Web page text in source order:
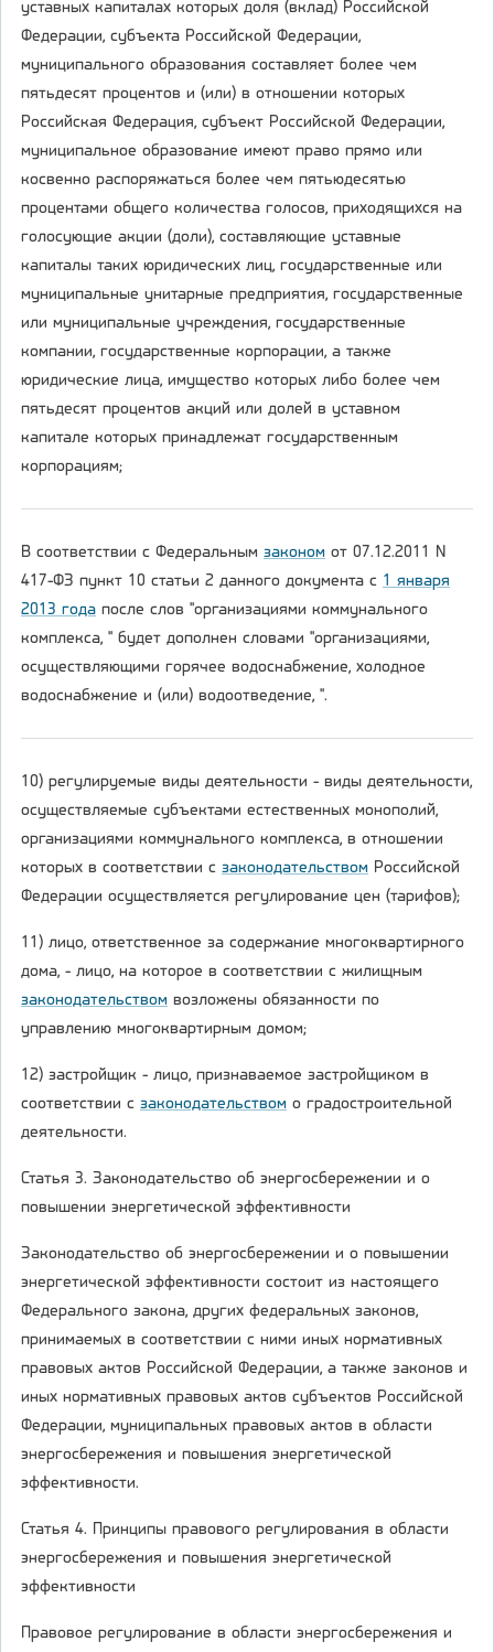
уставных капиталах которых доля (вклад) Российской
Федерации, субъекта Российской Федерации,
муниципального образования составляет более чем
пятьдесят процентов и (или) в отношении которых
Российская Федерация, субъект Российской Федерации,
муниципальное образование имеют право прямо или
косвенно распоряжаться более чем пятьюдесятью
процентами общего количества голосов, приходящихся на
голосующие акции (доли), составляющие уставные
капиталы таких юридических лиц, государственные или
муниципальные унитарные предприятия, государственные
или муниципальные учреждения, государственные
компании, государственные корпорации, а также
юридические лица, имущество которых либо более чем
пятьдесят процентов акций или долей в уставном
капитале которых принадлежат государственным
корпорациям;
В соответствии с Федеральным законом от 07.12.2011 N
417-ФЗ пункт 10 статьи 2 данного документа с 1 января
2013 года после слов "организациями коммунального
комплекса, " будет дополнен словами "организациями,
осуществляющими горячее водоснабжение, холодное
водоснабжение и (или) водоотведение, ".
10) регулируемые виды деятельности - виды деятельности,
осуществляемые субъектами естественных монополий,
организациями коммунального комплекса, в отношении
которых в соответствии с законодательством Российской
Федерации осуществляется регулирование цен (тарифов);
11) лицо, ответственное за содержание многоквартирного
дома, - лицо, на которое в соответствии с жилищным
законодательством возложены обязанности по
управлению многоквартирным домом;
12) застройщик - лицо, признаваемое застройщиком в
соответствии с законодательством о градостроительной
деятельности.
Статья 3. Законодательство об энергосбережении и о
повышении энергетической эффективности
Законодательство об энергосбережении и о повышении
энергетической эффективности состоит из настоящего
Федерального закона, других федеральных законов,
принимаемых в соответствии с ними иных нормативных
правовых актов Российской Федерации, а также законов и
иных нормативных правовых актов субъектов Российской
Федерации, муниципальных правовых актов в области
энергосбережения и повышения энергетической
эффективности.
Статья 4. Принципы правового регулирования в области
энергосбережения и повышения энергетической
эффективности
Правовое регулирование в области энергосбережения и